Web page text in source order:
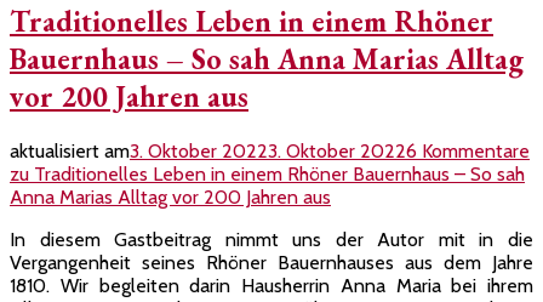
Traditionelles Leben in einem Rhöner
Bauernhaus – So sah Anna Marias Alltag
vor 200 Jahren aus
aktualisiert am3. Oktober 20223. Oktober 20226 Kommentare
zu Traditionelles Leben in einem Rhöner Bauernhaus – So sah
Anna Marias Alltag vor 200 Jahren aus
In diesem Gastbeitrag nimmt uns der Autor mit in die
Vergangenheit seines Rhöner Bauernhauses aus dem Jahre
1810. Wir begleiten darin Hausherrin Anna Maria bei ihrem